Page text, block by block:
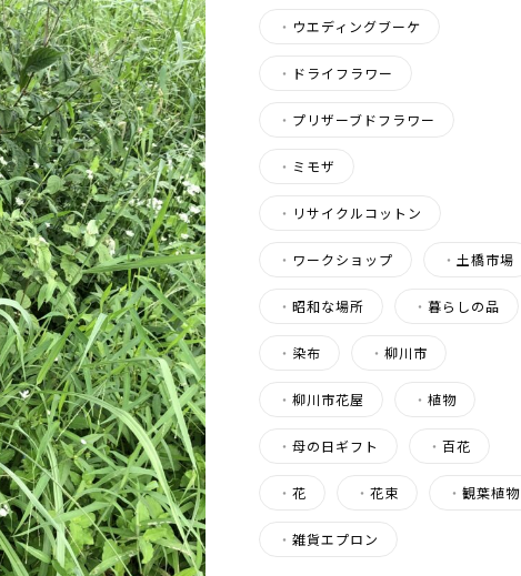
・ ウエディングブーケ
・ ドライフラワー
・ プリザーブドフラワー
・ ミモザ
・ リサイクルコットン
・ ワークショップ ・ 土橋市場
・ 昭和な場所 ・ 暮らしの品
・ 染布 ・ 柳川市
・ 柳川市花屋 ・ 植物
・ 母の日ギフト ・ 百花
・ 花 ・ 花束 ・ 観葉植物
・ 雑貨エプロン